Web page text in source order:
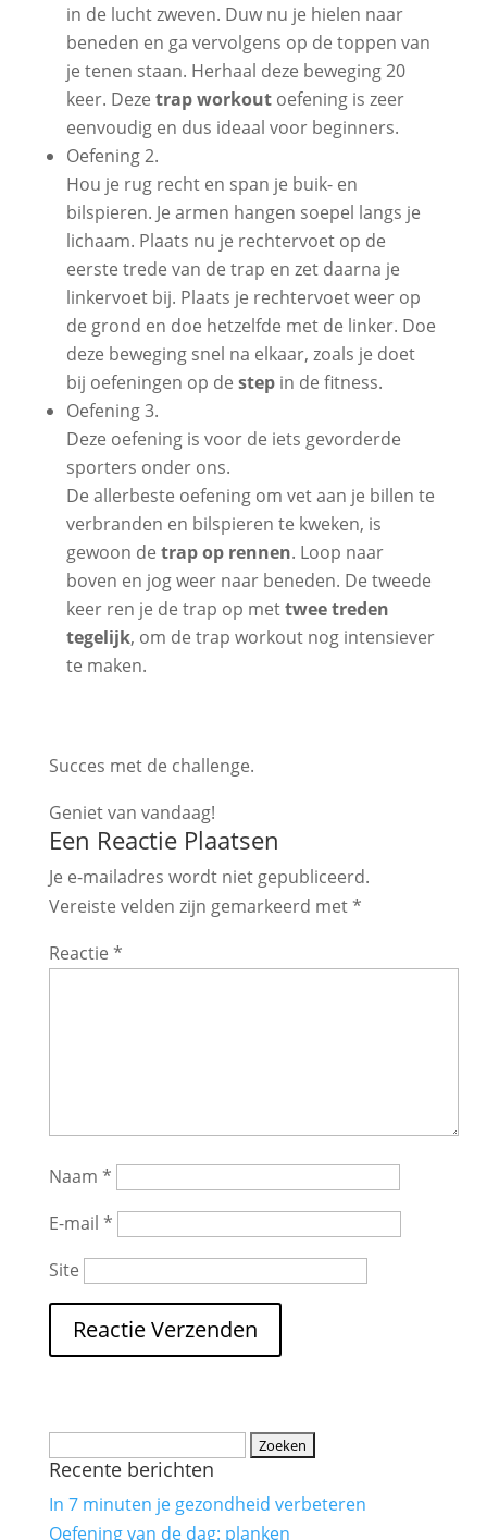
in de lucht zweven. Duw nu je hielen naar
beneden en ga vervolgens op de toppen van
je tenen staan. Herhaal deze beweging 20
keer. Deze trap workoutoefening is zeer
eenvoudig en dus ideaal voor beginners.
Oefening 2.
Hou je rug recht en span je buik- en
bilspieren. Je armen hangen soepel langs je
lichaam. Plaats nu je rechtervoet op de
eerste trede van de trap en zet daarna je
linkervoet bij. Plaats je rechtervoet weer op
de grond en doe hetzelfde met de linker. Doe
deze beweging snel na elkaar, zoals je doet
bij oefeningen op de stepin de fitness.
Oefening 3.
Deze oefening is voor de iets gevorderde
sporters onder ons.
De allerbeste oefening om vet aan je billen te
verbranden en bilspieren te kweken, is
gewoon de trap op rennen. Loop naar
boven en jog weer naar beneden. De tweede
keer ren je de trap op mettwee treden
tegelijk, om de trap workout nog intensiever
te maken.
Succes met de challenge.
Geniet van vandaag!
Een Reactie Plaatsen
Je e-mailadres wordt niet gepubliceerd.
Vereiste velden zijn gemarkeerd met*
Reactie *
Naam *
E-mail *
Site
Recente berichten
In 7 minuten je gezondheid verbeteren
Oefening van de dag: planken